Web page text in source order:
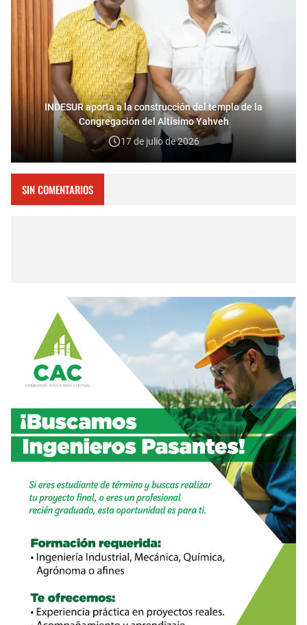
INDESUR aporta a la construcción del templo de la
Congregación del Altísimo Yahveh
17 de julio de 2026
SIN COMENTARIOS